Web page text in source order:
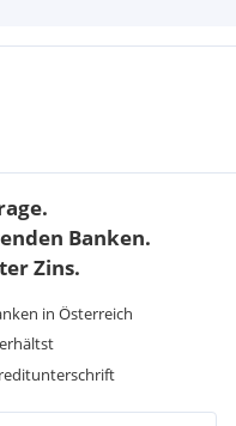
Banken.
Zins.
in Österreich